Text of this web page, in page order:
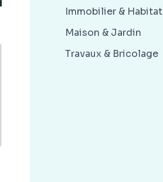
Immobilier & Habitat
Maison & Jardin
Travaux & Bricolage